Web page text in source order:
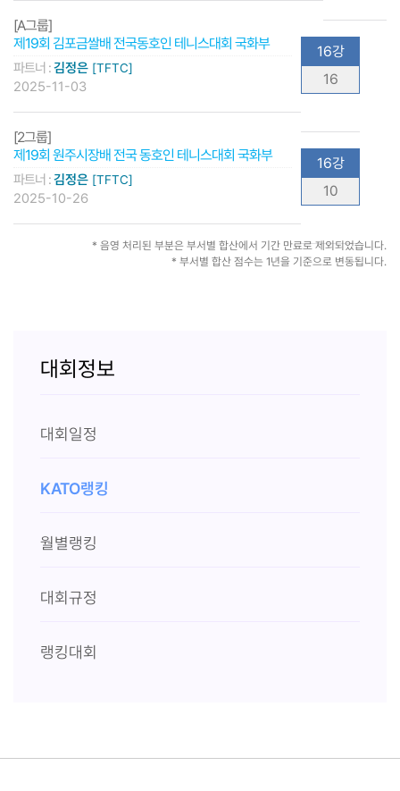
[A그룹]
제19회 김포금쌀배 전국동호인 테니스대회 국화부
파트너 :김정은 [TFTC]
2025-11-03
16강
16
[2그룹]
제19회 원주시장배 전국 동호인 테니스대회 국화부
파트너 :김정은 [TFTC]
2025-10-26
16강
10
* 음영 처리된 부분은 부서별 합산에서 기간 만료로 제외되었습니다.
* 부서별 합산 점수는 1년을 기준으로 변동됩니다.
대회정보
대회일정
KATO랭킹
월별랭킹
대회규정
랭킹대회